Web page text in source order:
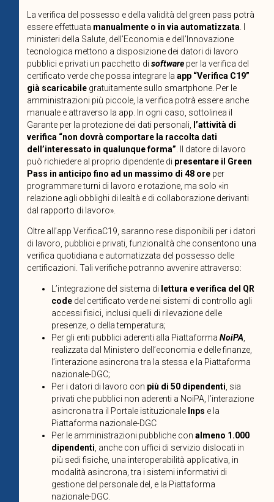
La verifica del possesso e della validità del green pass potrà
essere effettuata manualmente o in via automatizzata
ministeri della Salute, dell’Economia e dell’Innovazione
tecnologica mettono a disposizione dei datori di lavoro
pubblici e privati un pacchetto di softwareper la verifica del
certificato verde che possa integrare la app “Verifica C19”
già scaricabilegratuitamente sullo smartphone. Per le
amministrazioni più piccole, la verifica potrà essere anche
manuale e attraverso la app. In ogni caso, sottolinea il
Garante per la protezione dei dati personali,
l’attività di
verifica “non dovrà comportare la raccolta dati
dell’interessato in qualunque forma” . Il datore di lavoro
può richiedere al proprio dipendente di presentare il Green
Pass in anticipo fino ad un massimo di 48 oreper
programmare turni di lavoro e rotazione, ma solo «in
relazione agli obblighi di lealtà e di collaborazione derivanti
dal rapporto di lavoro».
Oltre all’app VerificaC19, saranno rese disponibili per i datori
di lavoro, pubblici e privati, funzionalità che consentono una
verifica quotidiana e automatizzata del possesso delle
certificazioni. Tali verifiche potranno avvenire attraverso:
L’integrazione del sistema di lettura e verifica del QR
codedel certificato verde nei sistemi di controllo agli
accessi fisici, inclusi quelli di rilevazione delle
presenze, o della temperatura;
Per gli enti pubblici aderenti alla Piattaforma NoiPA
realizzata dal Ministero dell’economia e delle finanze,
l’interazione asincrona tra la stessa e la Piattaforma
nazionale-DGC;
Per i datori di lavoro con più di 50 dipendenti , sia
privati che pubblici non aderenti a NoiPA, l’interazione
asincrona tra il Portale istituzionale Inps e la
Piattaforma nazionale-DGC
Per le amministrazioni pubbliche con almeno 1.000
dipendenti , anche con uffici di servizio dislocati in
più sedi fisiche, una interoperabilità applicativa, in
modalità asincrona, tra i sistemi informativi di
gestione del personale del, e la Piattaforma
nazionale-DGC.